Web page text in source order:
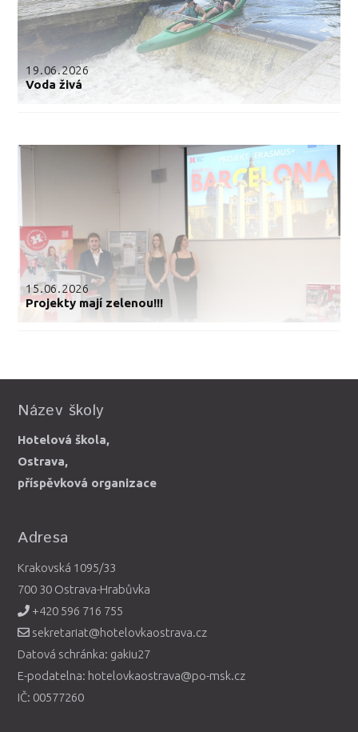
19.06.2026
Voda živá
15.06.2026
Projekty mají zelenou!!!
Název školy
Hotelová škola,
Ostrava,
příspěvková organizace
Adresa
Krakovská 1095/33
700 30 Ostrava-Hrabůvka
+420 596 716 755
sekretariat@hotelovkaostrava.cz
Datová schránka: gakiu27
E-podatelna: hotelovkaostrava@po-msk.cz
IČ: 00577260